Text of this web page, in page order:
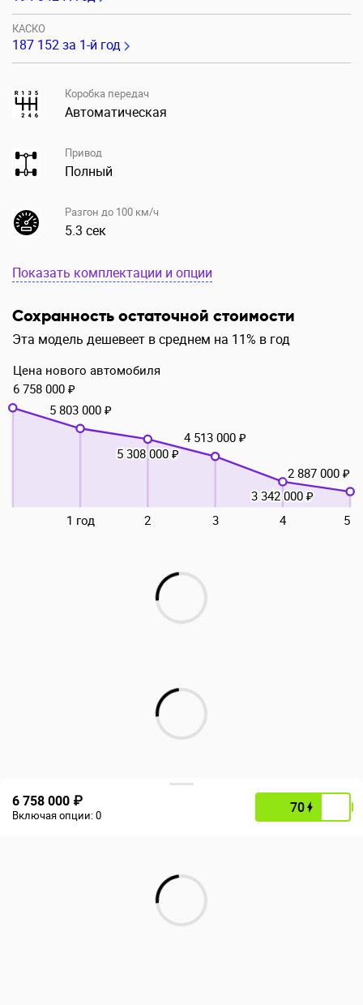
КАСКО
187 152за 1-й год
Коробка передач
Автоматическая
Привод
Полный
Разгон до 100 км/ч
5.3 сек
Показать комплектации и опции
Сохранность остаточной стоимости
Эта модель дешевеет в среднем на 11% в год
1 год 2 3 4 5
Цена нового автомобиля
6 758 000 ₽
5 803 000 ₽
5 308 000 ₽
4 513 000 ₽
3 342 000 ₽
2 887 000 ₽
6 758 000 ₽
Включая опции:0 70